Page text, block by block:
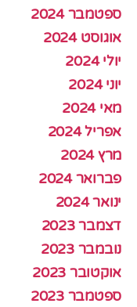
ספטמבר 2024
אוגוסט 2024
יולי 2024
יוני 2024
מאי 2024
אפריל 2024
מרץ 2024
פברואר 2024
ינואר 2024
דצמבר 2023
נובמבר 2023
אוקטובר 2023
ספטמבר 2023